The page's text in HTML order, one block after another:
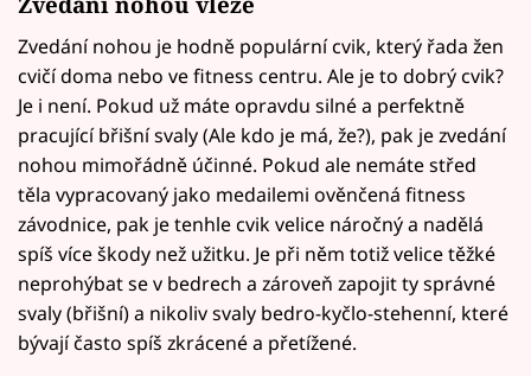
Zvedání nohou je hodně populární cvik, který řada žen
cvičí doma nebo ve fitness centru. Ale je to dobrý cvik?
Je i není. Pokud už máte opravdu silné a perfektně
pracující břišní svaly (Ale kdo je má, že?), pak je zvedání
nohou mimořádně účinné. Pokud ale nemáte střed
těla vypracovaný jako medailemi ověnčená fitness
závodnice, pak je tenhle cvik velice náročný a nadělá
spíš více škody než užitku. Je při něm totiž velice těžké
neprohýbat se v bedrech a zároveň zapojit ty správné
svaly (břišní) a nikoliv svaly bedro-kyčlo-stehenní, které
bývají často spíš zkrácené a přetížené.